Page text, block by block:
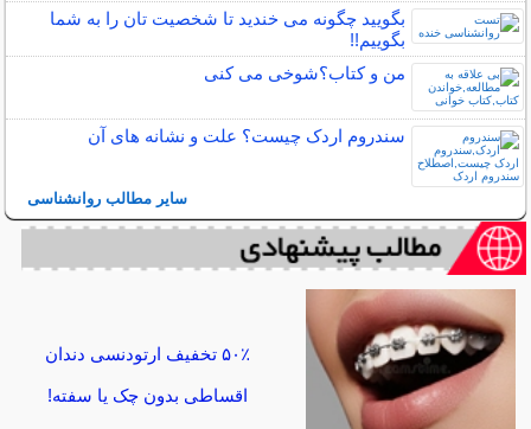
بگویید چگونه می خندید تا شخصیت تان را به شما
بگوییم!!
من و کتاب؟شوخی می کنی
سندروم اردک چیست؟ علت و نشانه های آن
سایر مطالب روانشناسی
۵۰٪ تخفیف ارتودنسی دندان
اقساطی بدون چک یا سفته!